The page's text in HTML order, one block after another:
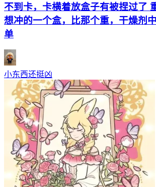
不到卡，卡横着放盒子有被捏过了
想冲的一个盒，比那个重，干燥剂
单
小东西还挺凶